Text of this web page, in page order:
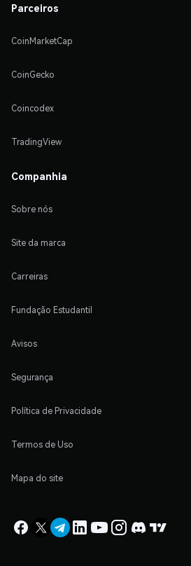
Parceiros
CoinMarketCap
CoinGecko
Coincodex
TradingView
Companhia
Sobre nós
Site da marca
Carreiras
Fundação Estudantil
Avisos
Segurança
Política de Privacidade
Termos de Uso
Mapa do site